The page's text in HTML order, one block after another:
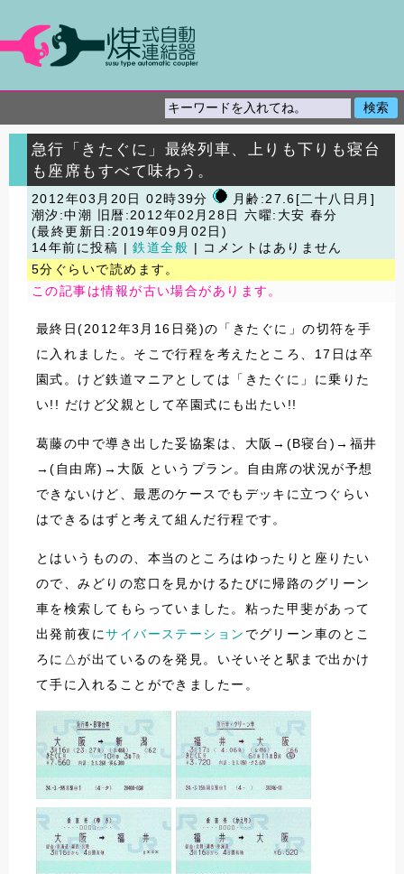
急行「きたぐに」最終列車、上りも下りも寝台
も座席もすべて味わう。
2012年03月20日 02時39分
月齢:27.6[二十八日月]
潮汐:中潮
旧暦:2012年02月28日 六曜:大安 春分
(最終更新日:2019年09月02日)
14年前に投稿 |鉄道全般 | コメントはありません
5分ぐらいで読めます。
この記事は情報が古い場合があります。
最終日(2012年3月16日発)の「きたぐに」の切符を手
に入れました。そこで行程を考えたところ、17日は卒
園式。けど鉄道マニアとしては「きたぐに」に乗りた
い!! だけど父親として卒園式にも出たい!!
葛藤の中で導き出した妥協案は、大阪→(B寝台)→福井
→(自由席)→大阪 というプラン。自由席の状況が予想
できないけど、最悪のケースでもデッキに立つぐらい
はできるはずと考えて組んだ行程です。
とはいうものの、本当のところはゆったりと座りたい
ので、みどりの窓口を見かけるたびに帰路のグリーン
車を検索してもらっていました。粘った甲斐があって
出発前夜にサイバーステーション でグリーン車のとこ
ろに△が出ているのを発見。いそいそと駅まで出かけ
て手に入れることができましたー。